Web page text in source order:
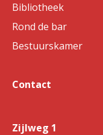
Bibliotheek
Rond de bar
Bestuurskamer
Contact
Zijlweg 1